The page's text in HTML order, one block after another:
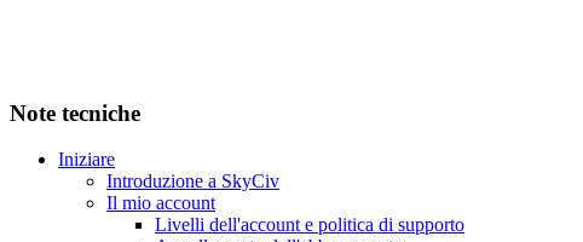
Note tecniche
Iniziare
Introduzione a SkyCiv
Il mio account
Livelli dell'account e politica di supporto